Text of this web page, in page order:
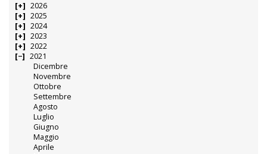
2026
2025
2024
2023
2022
2021
Dicembre
Novembre
Ottobre
Settembre
Agosto
Luglio
Giugno
Maggio
Aprile